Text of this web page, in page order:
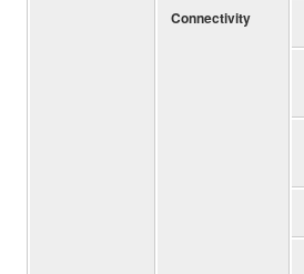
Connectivity